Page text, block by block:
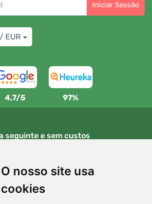
O nosso site usa
cookies
Iniciar Sessão
EUR
4,7/5 97%
seguinte e sem custos
para encomendas superiores a 80 EUR
gratuitas
ou trocar a sua encomenda em qualquer
de 90 dias